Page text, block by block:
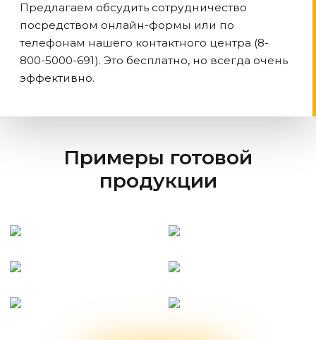
Предлагаем обсудить сотрудничество
посредством онлайн-формы или по
телефонам нашего контактного центра (8-
800-5000-691). Это бесплатно, но всегда очень
эффективно.
Примеры готовой
продукции